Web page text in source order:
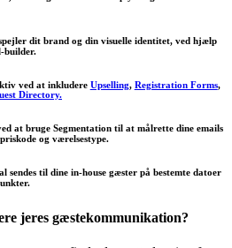
dit brand og din visuelle identitet, ved hjælp
builder.
ved at inkludere Upselling Registration Forms,
Directory.
at bruge Segmentation til at målrette dine emails
og værelsestype.
sendes til dine in-house gæster på bestemte datoer
jeres gæstekommunikation?